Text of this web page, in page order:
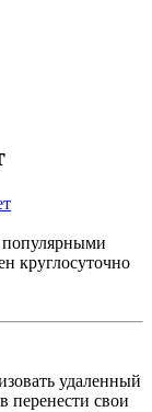
популярными
круглосуточно
удаленный
перенести свои